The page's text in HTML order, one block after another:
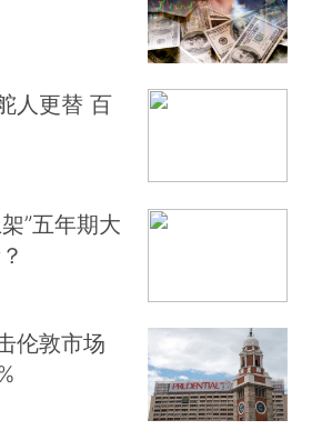
人更替 百
”五年期大
伦敦市场